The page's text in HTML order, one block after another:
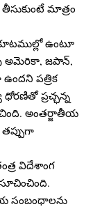
మాత్రం
ఉంటూ
అమెరికా, జపాన్,
పత్రిక
ప్రచ్ఛన్న
అంతర్జాతీయ
విదేశాంగ
సంబంధాలను